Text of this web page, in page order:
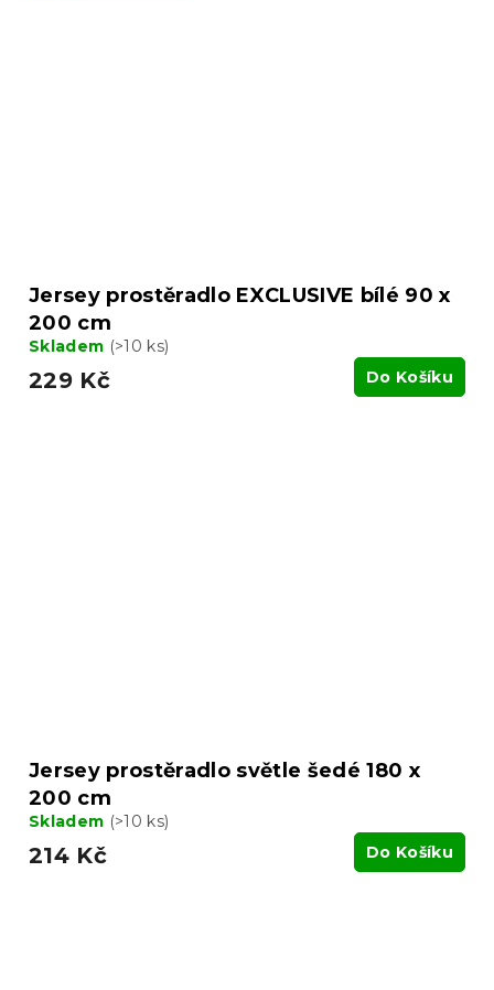
Jersey prostěradlo EXCLUSIVE bílé 90 x
200 cm
Skladem (>10 ks)
229 Kč Do Košíku
Jersey prostěradlo světle šedé 180 x
200 cm
Skladem (>10 ks)
214 Kč Do Košíku